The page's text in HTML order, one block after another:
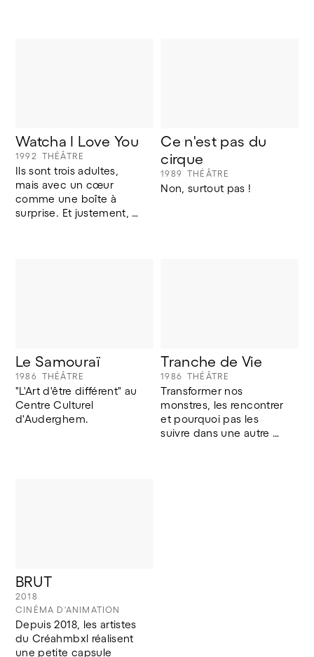
Watcha I Love You
1992 THÉÂTRE
Ils sont trois adultes,
mais avec un cœur
comme une boîte à
surprise. Et justement,
Ce n'est pas du
cirque
1989 THÉÂTRE
Non, surtout pas !
Le Samouraï
1986 THÉÂTRE
"L'Art d'être différent" au
Centre Culturel
d'Auderghem.
Tranche de Vie
1986 THÉÂTRE
Transformer nos
monstres, les rencontrer
et pourquoi pas les
suivre dans une autre
BRUT
2018
CINÉMA D'ANIMATION
Depuis 2018, les artistes
du Créahmbxl réalisent
une petite capsule